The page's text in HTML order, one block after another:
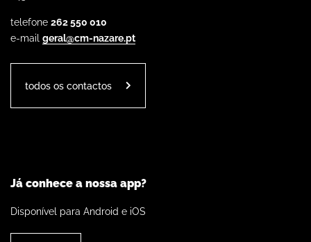
telefone 262 550 010
e-mail geral@cm-nazare.pt
todos os contactos
Já conhece a nossa app?
Disponível para Android e iOS